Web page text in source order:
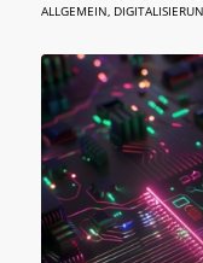
ALLGEMEIN